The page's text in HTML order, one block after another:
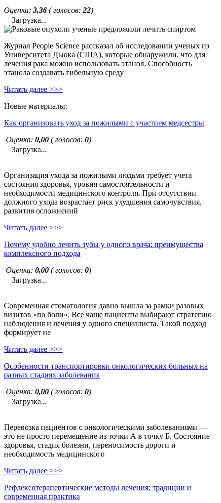
Оценка: 3,36 ( голосов: 22)
Загрузка...
Журнал People Science рассказал об исследовании ученых из
Университета Дьюка (США), которые обнаружили, что для
лечения рака можно использовать этанол. Способность
этанола создавать гибельную среду
Читать далее >>>
Новые материалы:
Как организовать уход за пожилыми с участием медсестры
Оценка: 0,00 ( голосов: 0)
Загрузка...
Организация ухода за пожилыми людьми требует учета
состояния здоровья, уровня самостоятельности и
необходимости медицинского контроля. При отсутствии
должного ухода возрастает риск ухудшения самочувствия,
развития осложнений
Читать далее >>>
Почему удобно лечить зубы у одного врача: преимущества
комплексного подхода
Оценка: 0,00 ( голосов: 0)
Загрузка...
Современная стоматология давно вышла за рамки разовых
визитов «по боли». Все чаще пациенты выбирают стратегию
наблюдения и лечения у одного специалиста. Такой подход
формирует не
Читать далее >>>
Особенности транспортировки онкологических больных на
разных стадиях заболевания
Оценка: 0,00 ( голосов: 0)
Загрузка...
Перевозка пациентов с онкологическими заболеваниями —
это не просто перемещение из точки А в точку Б. Состояние
здоровья, стадия болезни, переносимость дороги и
необходимость медицинского
Читать далее >>>
Рефлексотерапевтические методы лечения: традиции и
современная практика